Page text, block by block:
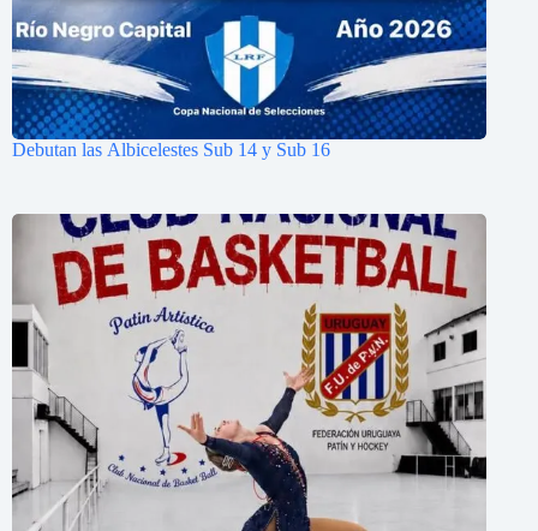
Debutan las Albicelestes Sub 14 y Sub 16